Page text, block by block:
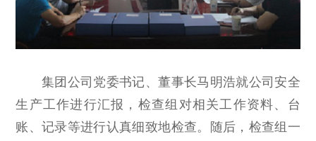
集团公司党委书记、董事长马明浩就公司安全
生产工作进行汇报，检查组对相关工作资料、台
账、记录等进行认真细致地检查。随后，检查组一